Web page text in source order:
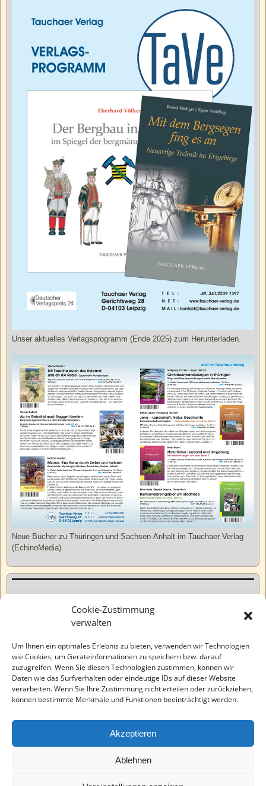
Cookie-Zustimmung
verwalten
Um Ihnen ein optimales Erlebnis zu bieten, verwenden wir Technologien
wie Cookies, um Geräteinformationen zu speichern bzw. darauf
zuzugreifen. Wenn Sie diesen Technologien zustimmen, können wir
Daten wie das Surfverhalten oder eindeutige IDs auf dieser Website
verarbeiten. Wenn Sie Ihre Zustimmung nicht erteilen oder zurückziehen,
können bestimmte Merkmale und Funktionen beeinträchtigt werden.
Akzeptieren
Ablehnen
Unser aktuelles Verlagsprogramm (Ende 2025) zum Herunterladen.
Neue Bücher zu Thüringen und Sachsen-Anhalt im Tauchaer Verlag
(EchinoMedia).
Varia